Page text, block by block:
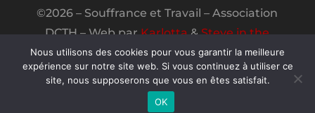
©2026 – Souffrance et Travail – Association
DCTH – Web parKarlotta&Steve in the
Night
Nous utilisons des cookies pour vous garantir la meilleure
expérience sur notre site web. Si vous continuez à utiliser ce
site, nous supposerons que vous en êtes satisfait.
OK